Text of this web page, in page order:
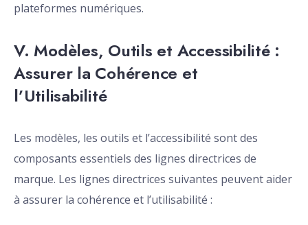
plateformes numériques.
V. Modèles, Outils et Accessibilité :
Assurer la Cohérence et
l’Utilisabilité
Les modèles, les outils et l’accessibilité sont des
composants essentiels des lignes directrices de
marque. Les lignes directrices suivantes peuvent aider
à assurer la cohérence et l’utilisabilité :